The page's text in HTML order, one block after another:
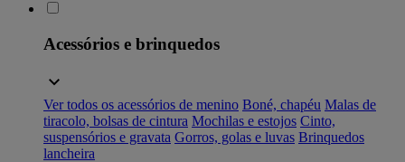
Acessórios e brinquedos
Ver todos os acessórios de menino Boné, chapéu Malas de
tiracolo, bolsas de cintura Mochilas e estojos Cinto,
suspensórios e gravata Gorros, golas e luvas Brinquedos
lancheira